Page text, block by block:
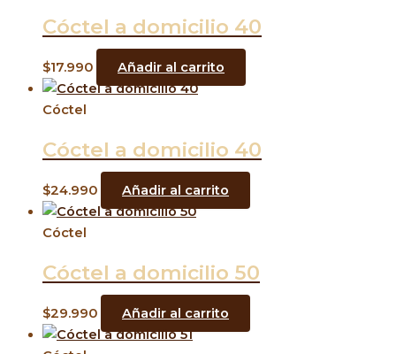
Cóctel a domicilio 40
$17.990 Añadir al carrito
Cóctel
Cóctel a domicilio 40
$24.990 Añadir al carrito
Cóctel
Cóctel a domicilio 50
$29.990 Añadir al carrito